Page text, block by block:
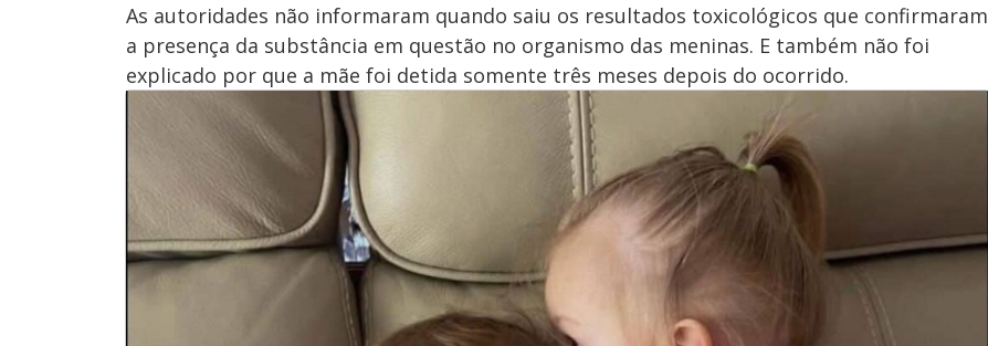
As autoridades não informaram quando saiu os resultados toxicológicos que confirmaram
a presença da substância em questão no organismo das meninas. E também não foi
explicado por que a mãe foi detida somente três meses depois do ocorrido.